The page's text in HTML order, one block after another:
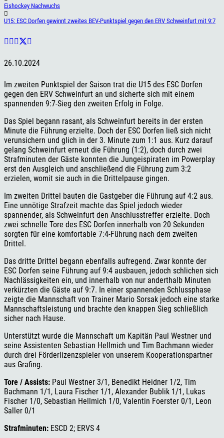
Eishockey Nachwuchs
U15: ESC Dorfen gewinnt zweites BEV-Punktspiel gegen den ERV Schweinfurt mit 9:7
26.10.2024
Im zweiten Punktspiel der Saison trat die U15 des ESC Dorfen
gegen den ERV Schweinfurt an und sicherte sich mit einem
spannenden 9:7-Sieg den zweiten Erfolg in Folge.
Das Spiel begann rasant, als Schweinfurt bereits in der ersten
Minute die Führung erzielte. Doch der ESC Dorfen ließ sich nicht
verunsichern und glich in der 3. Minute zum 1:1 aus. Kurz darauf
gelang Schweinfurt erneut die Führung (1:2), doch durch zwei
Strafminuten der Gäste konnten die Jungeispiraten im Powerplay
erst den Ausgleich und anschließend die Führung zum 3:2
erzielen, womit sie auch in die Drittelpause gingen.
Im zweiten Drittel bauten die Gastgeber die Führung auf 4:2 aus.
Eine unnötige Strafzeit machte das Spiel jedoch wieder
spannender, als Schweinfurt den Anschlusstreffer erzielte. Doch
zwei schnelle Tore des ESC Dorfen innerhalb von 20 Sekunden
sorgten für eine komfortable 7:4-Führung nach dem zweiten
Drittel.
Das dritte Drittel begann ebenfalls aufregend. Zwar konnte der
ESC Dorfen seine Führung auf 9:4 ausbauen, jedoch schlichen sich
Nachlässigkeiten ein, und innerhalb von nur anderthalb Minuten
verkürzten die Gäste auf 9:7. In einer spannenden Schlussphase
zeigte die Mannschaft von Trainer Mario Sorsak jedoch eine starke
Mannschaftsleistung und brachte den knappen Sieg schließlich
sicher nach Hause.
Unterstützt wurde die Mannschaft um Kapitän Paul Westner und
seine Assistenten Sebastian Hellmich und Tim Bachmann wieder
durch drei Förderlizenzspieler von unserem Kooperationspartner
aus Grafing.
Tore / Assists: Paul Westner 3/1, Benedikt Heidner 1/2, Tim
Bachmann 1/1, Laura Fischer 1/1, Alexander Bublik 1/1, Lukas
Fischer 1/0, Sebastian Hellmich 1/0, Valentin Foerster 0/1, Leon
Saller 0/1
Strafminuten: ESCD 2; ERVS 4